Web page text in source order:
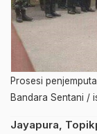
Prosesi
Bandara Sentani /
Jayapura,